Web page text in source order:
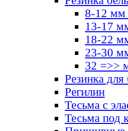
8-12 мм
13-17
18-22
23-30
32 =>>
Резинка для
Регилин
Тесьма с
Тесьма под